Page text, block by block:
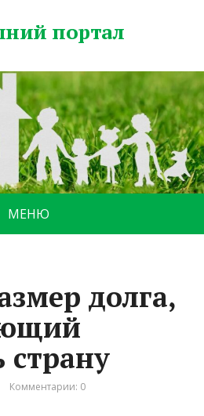
портал
МЕНЮ
долга,
страну
Комментарии: 0